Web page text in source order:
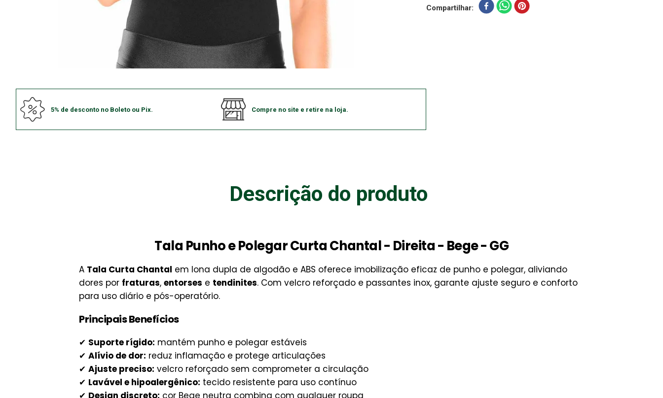
5% de desconto no Boleto ou Pix. Compre no site e retire na loja.
Compartilhar
Descrição do produto
Tala Punho e Polegar Curta Chantal - Direita - Bege - GG
A Tala Curta Chantal em lona dupla de algodão e ABS oferece imobilização eficaz de punho e polegar, aliviando
dores por fraturas, entorses e tendinites. Com velcro reforçado e passantes inox, garante ajuste seguro e conforto
para uso diário e pós-operatório.
Principais Benefícios
✔ Suporte rígido: mantém punho e polegar estáveis
✔ Alívio de dor: reduz inflamação e protege articulações
✔ Ajuste preciso: velcro reforçado sem comprometer a circulação
✔ Lavável e hipoalergênico: tecido resistente para uso contínuo